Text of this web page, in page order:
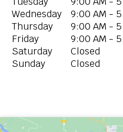
Wednesday
9:00 AM -
Thursday
9:00 AM -
Friday
9:00 AM -
Saturday
Closed
Sunday
Closed